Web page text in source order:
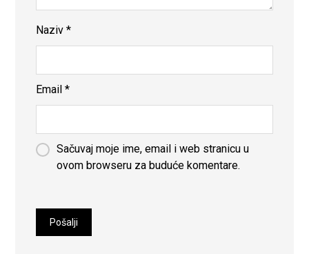
Naziv*
Email*
Sačuvaj moje ime, email i web stranicu u
ovom browseru za buduće komentare.